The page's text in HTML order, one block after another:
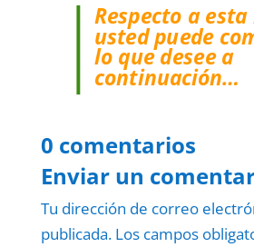
Respecto a
usted puede
lo que desee a
continuación…
0 comentarios
Enviar un
Tu dirección de correo
publicada. Los campos